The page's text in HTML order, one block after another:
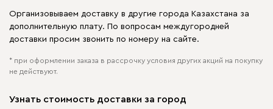
Организовываем доставку в другие города Казахстана за
дополнительную плату. По вопросам междугородней
доставки просим звонить по номеру на сайте.
* при оформлении заказа в рассрочку условия других акций на покупку
не действуют.
Узнать стоимость доставки за город